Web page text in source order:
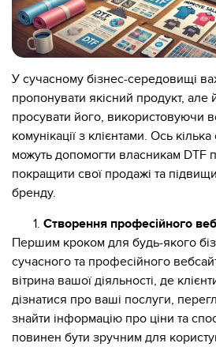
У сучасному бізнес-середовищі
пропонувати якісний продукт, але
просувати його, використовуючи
комунікації з клієнтами. Ось кілька
можуть допомогти власникам DTF
покращити свої продажі та
бренду.
Створення професійного
Першим кроком для будь-якого
сучасного та професійного
вітрина вашої діяльності, де
дізнатися про ваші послуги,
знайти інформацію про ціни та
повинен бути зручним для